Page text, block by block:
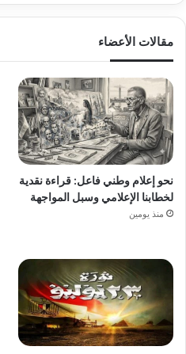
مقالات الأعضاء
نحو إعلام وطني فاعل: قراءة نقدية
لخطابنا الإعلامي وسبل المواجهة
منذ يومين